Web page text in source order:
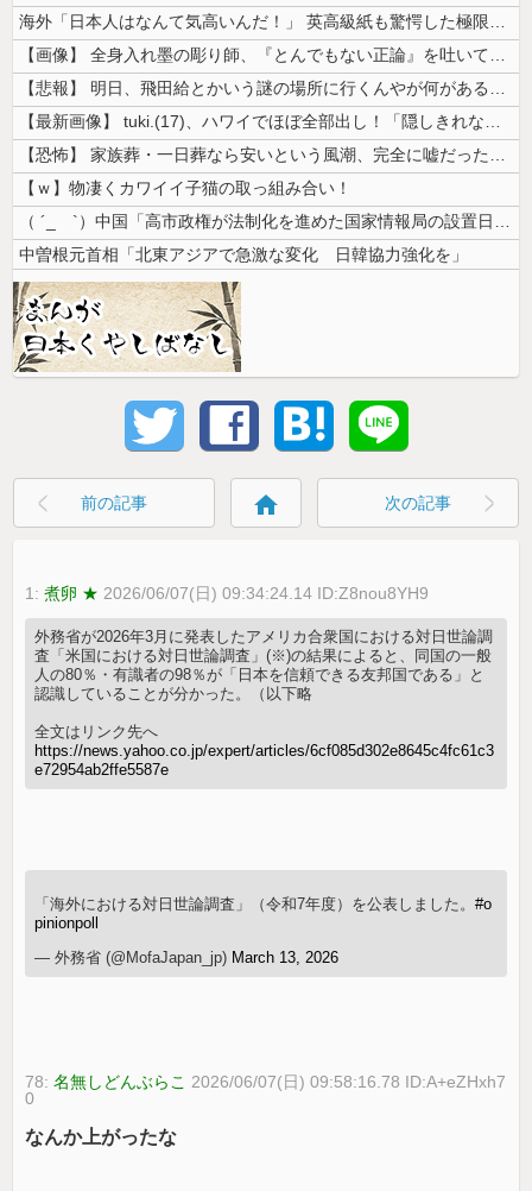
海外「日本人はなんて気高いんだ！」 英高級紙も驚愕した極限の中の日本人...
【画像】 全身入れ墨の彫り師、『とんでもない正論』を吐いて30万再生さ...
【悲報】 明日、飛田給とかいう謎の場所に行くんやが何があるんや????...
【最新画像】 tuki.(17)、ハワイでほぼ全部出し！「隠しきれない...
【恐怖】 家族葬・一日葬なら安いという風潮、完全に嘘だった・・・・
【ｗ】物凄くカワイイ子猫の取っ組み合い！
（ ´_ゝ`）中国「高市政権が法制化を進めた国家情報局の設置日が7月3...
中曽根元首相「北東アジアで急激な変化 日韓協力強化を」
前の記事 home 次の記事
1:煮卵 ★ 2026/06/07(日) 09:34:24.14 ID:Z8nou8YH9
外務省が2026年3月に発表したアメリカ合衆国における対日世論調
査「米国における対日世論調査」(※)の結果によると、同国の一般
人の80％・有識者の98％が「日本を信頼できる友邦国である」と
認識していることが分かった。（以下略
全文はリンク先へ
https://news.yahoo.co.jp/expert/articles/6cf085d302e8645c4fc61c3
e72954ab2ffe5587e
「海外における対日世論調査」（令和7年度）を公表しました。#o
pinionpoll
— 外務省 (@MofaJapan_jp) March 13, 2026
78:名無しどんぶらこ 2026/06/07(日) 09:58:16.78 ID:A+eZHxh7
0
なんか上がったな